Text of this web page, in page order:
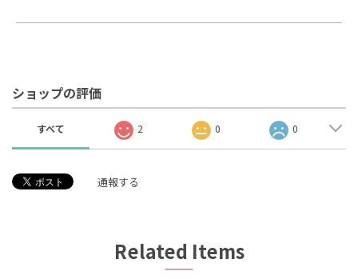
ショップの評価
すべて 2 0 0
通報する
Related Items